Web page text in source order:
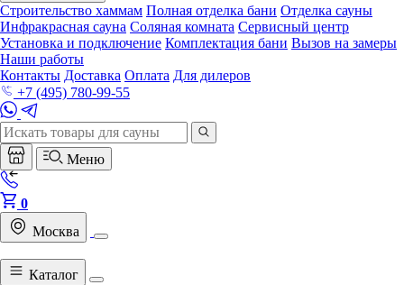
Строительство хаммам Полная отделка бани Отделка сауны
Инфракрасная сауна Соляная комната Сервисный центр
Установка и подключение Комплектация бани Вызов на замеры
Наши работы
Контакты Доставка Оплата Для дилеров
+7 (495) 780-99-55
Меню
0
Москва
Каталог